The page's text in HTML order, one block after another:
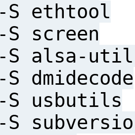
-S ethtool
S screen
-S alsa-
S dmidecode
-S usbutils
S